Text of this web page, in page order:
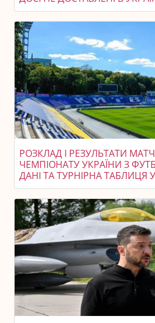
РОЗКЛАД І РЕЗУЛЬТАТИ
ЧЕМПІОНАТУ УКРАЇНИ З
ДАНІ ТА ТУРНІРНА ТАБЛИЦЯ